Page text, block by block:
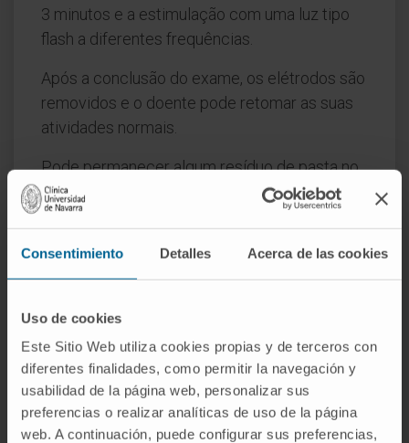
Consentimiento Detalles Acerca de las cookies
Uso de cookies
Este Sitio Web utiliza cookies propias y de terceros con
diferentes finalidades, como permitir la navegación y
usabilidad de la página web, personalizar sus
preferencias o realizar analíticas de uso de la página
web. A continuación, puede configurar sus preferencias,
3 minutos e a estimulação com uma luz tipo
flash a diferentes frequências.
Após a conclusão do exame, os elétrodos são
removidos e o doente pode retomar as suas
atividades normais.
Pode permanecer algum resíduo de pasta no
cabelo ou marcas na pele devido à pressão
dos elétrodos. Ambos os efeitos são mínimos
realizar o EEG após uma noite de sono
reduzido, o que pode ser solicitado pelo
médico quando se procuram determinadas
anomalias que são desencadeadas pela
privação de sono.